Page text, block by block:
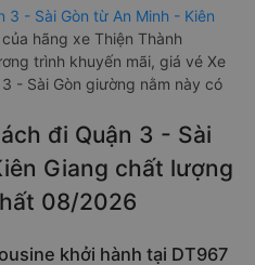
lượng Tốt với điểm đánh giá
phản hồi của hành khách
- Kiên Giang.
3 - Sài Gòn từ An Minh - Kiên
hãng xe Thiện Thành
trình khuyến mãi, giá vé Xe
- Sài Gòn giường nằm này có
đi Quận 3 - Sài
Giang chất lượng